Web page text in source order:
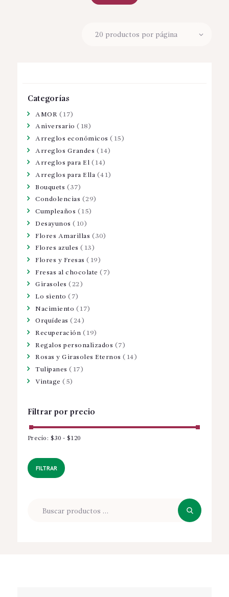
$34.50
Las
Categorías
AMOR (17)
Aniversario (18)
Arreglos económicos (15)
Arreglos Grandes (14)
Arreglos para El (14)
Arreglos para Ella (41)
Bouquets (37)
Condolencias (29)
Cumpleaños (15)
Desayunos (10)
Flores Amarillas (30)
Flores azules (13)
Flores y Fresas (19)
Fresas al chocolate (7)
Girasoles (22)
Lo siento (7)
Nacimiento (17)
Orquídeas (24)
Recuperación (19)
Regalos personalizados (7)
Rosas y Girasoles Eternos (14)
Tulipanes (17)
Vintage (5)
Filtrar por precio
FILTRAR
Precio: $30 - $120